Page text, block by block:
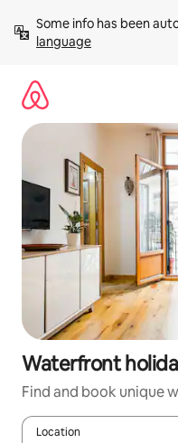
content
Some info has been
language
Waterfront
Find and book unique
Location